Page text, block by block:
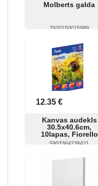
Molberts galda
7920150015989
Pirkt
12.35 €
Kanvas audekls
30.5x40.6cm,
10lapas, Fiorello
5903364238421
Skatīt Pirkt